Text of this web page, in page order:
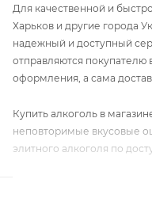
Для качественной и
Харьков и другие города
надежный и доступный
отправляются покупателю
оформления, а сама
Купить алкоголь в
неповторимые вкусовые
элитного алкоголя по